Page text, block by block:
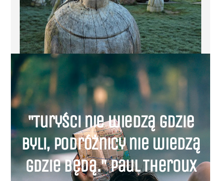
"Turyści nie wiedzą gdzie
byli, podróżnicy nie wiedzą
gdzie będą." Paul Theroux